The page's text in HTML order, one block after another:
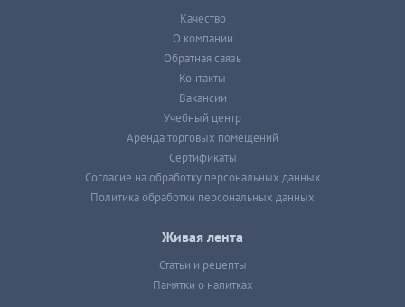
Качество
О компании
Обратная связь
Контакты
Вакансии
Учебный центр
Аренда торговых помещений
Сертификаты
Согласие на обработку персональных данных
Политика обработки персональных данных
Живая лента
Статьи и рецепты
Памятки о напитках